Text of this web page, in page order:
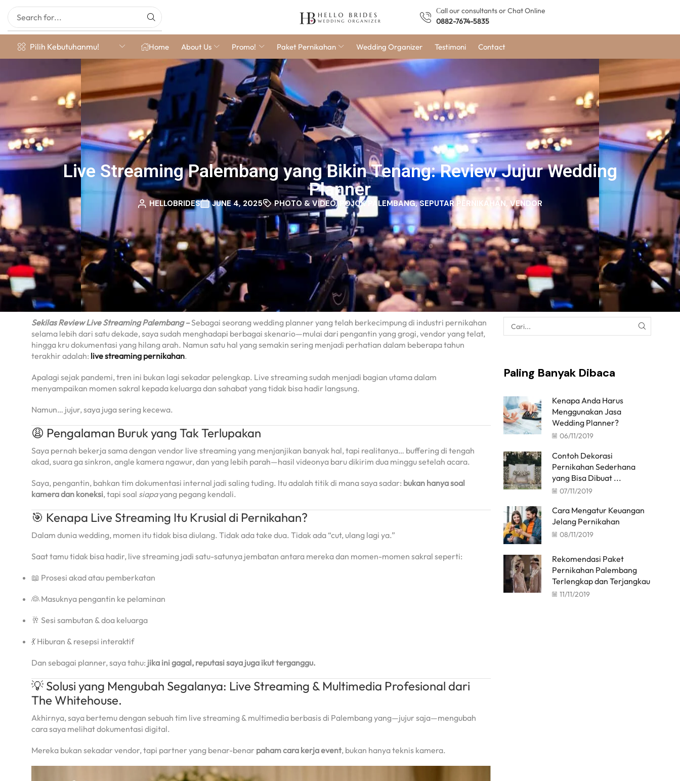
Сall our consultants or Chat Online
0882-7674-5835
Pilih Kebutuhanmu! Home About Us Promo! Paket Pernikahan Wedding Organizer Testimoni Contact
Live Streaming Palembang yang Bikin Tenang: Review Jujur Wedding
Planner
HELLOBRIDES JUNE 4, 2025 PHOTO & VIDEO, POJOK PALEMBANG,SEPUTAR PERNIKAHAN, VENDOR
Sekilas Review Live Streaming Palembang –Sebagai seorang wedding planner yang telah berkecimpung di industri pernikahan
selama lebih dari satu dekade, saya sudah menghadapi berbagai skenario—mulai dari pengantin yang grogi, vendor yang telat,
hingga kru dokumentasi yang hilang arah. Namun satu hal yang semakin sering menjadi perhatian dalam beberapa tahun
terakhir adalah: live streaming pernikahan.
Apalagi sejak pandemi, tren ini bukan lagi sekadar pelengkap. Live streaming sudah menjadi bagian utama dalam
menyampaikan momen sakral kepada keluarga dan sahabat yang tidak bisa hadir langsung.
Namun… jujur, saya juga sering kecewa.
😩 Pengalaman Buruk yang Tak Terlupakan
Saya pernah bekerja sama dengan vendor live streaming yang menjanjikan banyak hal, tapi realitanya… buffering di tengah
akad, suara ga sinkron, angle kamera ngawur, dan yang lebih parah—hasil videonya baru dikirim dua minggu setelah acara.
Saya, pengantin, bahkan tim dokumentasi internal jadi saling tuding. Itu adalah titik di mana saya sadar: bukan hanya soal
kamera dan koneksi, tapi soal siapayang pegang kendali.
🎯 Kenapa Live Streaming Itu Krusial di Pernikahan?
Dalam dunia wedding, momen itu tidak bisa diulang. Tidak ada take dua. Tidak ada “cut, ulang lagi ya.”
Saat tamu tidak bisa hadir, live streaming jadi satu-satunya jembatan antara mereka dan momen-momen sakral seperti:
📖 Prosesi akad atau pemberkatan
👰 Masuknya pengantin ke pelaminan
🥂 Sesi sambutan & doa keluarga
💃 Hiburan & resepsi interaktif
Dan sebagai planner, saya tahu: jika ini gagal, reputasi saya juga ikut terganggu.
💡 Solusi yang Mengubah Segalanya: Live Streaming & Multimedia Profesional dari
The Whitehouse.
Akhirnya, saya bertemu dengan sebuah tim live streaming & multimedia berbasis di Palembang yang—jujur saja—mengubah
cara saya melihat dokumentasi digital.
Mereka bukan sekadar vendor, tapi partner yang benar-benar paham cara kerja event, bukan hanya teknis kamera.
Paling Banyak Dibaca
Kenapa Anda Harus
Menggunakan Jasa
Wedding Planner?
06/11/2019
Contoh Dekorasi
Pernikahan Sederhana
yang Bisa Dibuat ...
07/11/2019
Cara Mengatur Keuangan
Jelang Pernikahan
08/11/2019
Rekomendasi Paket
Pernikahan Palembang
Terlengkap dan Terjangkau
11/11/2019